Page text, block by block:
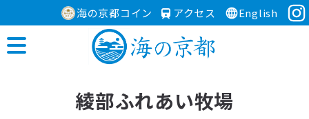
海の京都コイン アクセス English
綾部ふれあい牧場